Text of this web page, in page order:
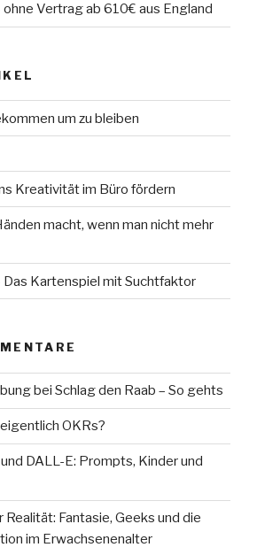
Vertrag ab 610€ aus England
um zu bleiben
Kreativität im Büro fördern
macht, wenn man nicht mehr
Das Kartenspiel mit Suchtfaktor
bei Schlag den Raab – So gehts
OKRs?
DALL-E: Prompts, Kinder und
Realität: Fantasie, Geeks und die
im Erwachsenenalter